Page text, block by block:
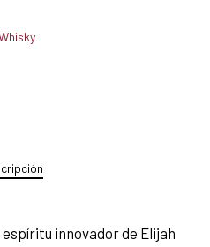
innovador de Elijah